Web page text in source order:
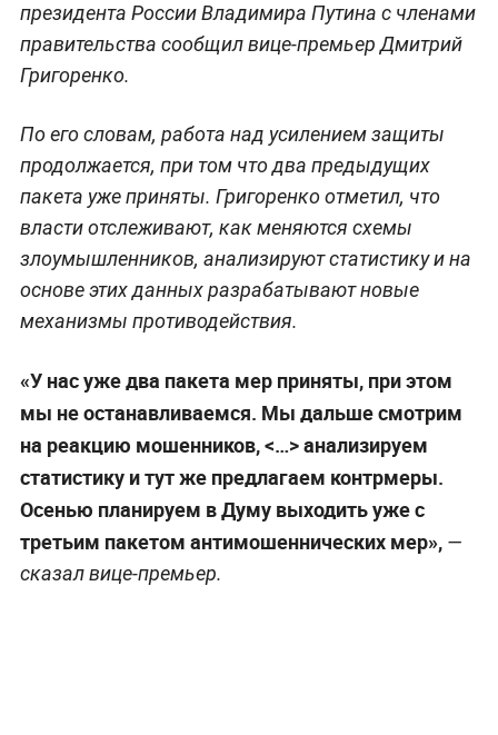
президента России Владимира Путина с членами
правительства сообщил вице-премьер Дмитрий
Григоренко.
По его словам, работа над усилением защиты
продолжается, при том что два предыдущих
пакета уже приняты. Григоренко отметил, что
власти отслеживают, как меняются схемы
злоумышленников, анализируют статистику и на
основе этих данных разрабатывают новые
механизмы противодействия.
«У нас уже два пакета мер приняты, при этом
мы не останавливаемся. Мы дальше смотрим
на реакцию мошенников, <…> анализируем
статистику и тут же предлагаем контрмеры.
Осенью планируем в Думу выходить уже с
третьим пакетом антимошеннических мер», —
сказал вице-премьер.